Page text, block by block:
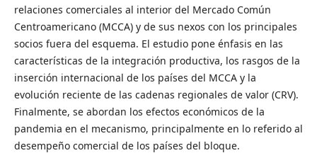
relaciones comerciales al interior del Mercado Común
Centroamericano (MCCA) y de sus nexos con los principales
socios fuera del esquema. El estudio pone énfasis en las
características de la integración productiva, los rasgos de la
inserción internacional de los países del MCCA y la
evolución reciente de las cadenas regionales de valor (CRV).
Finalmente, se abordan los efectos económicos de la
pandemia en el mecanismo, principalmente en lo referido al
desempeño comercial de los países del bloque.